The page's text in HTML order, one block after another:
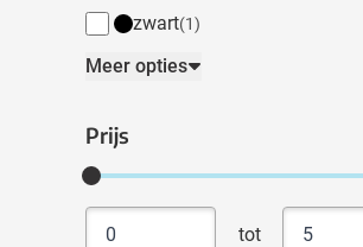
zwart(1)
Meer opties
Prijs
Prijs
tot